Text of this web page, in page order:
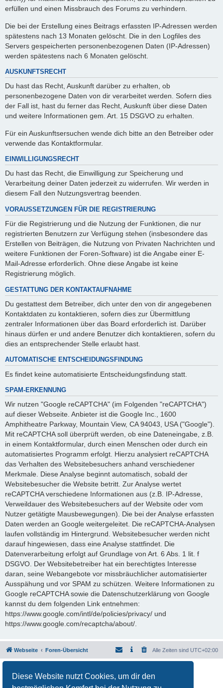
Diese Website nutzt Cookies, um dir den
erfüllen und einen Missbrauch des Forums zu verhindern.
Die bei der Erstellung eines Beitrags erfassten IP-Adressen werden
spätestens nach 13 Monaten gelöscht. Die in den Logfiles des
Servers gespeicherten personenbezogenen Daten (IP-Adressen)
werden spätestens nach 6 Monaten gelöscht.
AUSKUNFTSRECHT
Du hast das Recht, Auskunft darüber zu erhalten, ob
personenbezogene Daten von dir verarbeitet werden. Sofern dies
der Fall ist, hast du ferner das Recht, Auskunft über diese Daten
und weitere Informationen gem. Art. 15 DSGVO zu erhalten.
Für ein Auskunftsersuchen wende dich bitte an den Betreiber oder
verwende das Kontaktformular.
EINWILLIGUNGSRECHT
Du hast das Recht, die Einwilligung zur Speicherung und
Verarbeitung deiner Daten jederzeit zu widerrufen. Wir werden in
diesem Fall den Nutzungsvertrag beenden.
VORAUSSETZUNGEN FÜR DIE REGISTRIERUNG
Für die Registrierung und die Nutzung der Funktionen, die nur
registrierten Benutzern zur Verfügung stehen (insbesondere das
Erstellen von Beiträgen, die Nutzung von Privaten Nachrichten und
weitere Funktionen der Foren-Software) ist die Angabe einer E-
Mail-Adresse erforderlich. Ohne diese Angabe ist keine
Registrierung möglich.
GESTATTUNG DER KONTAKTAUFNAHME
Du gestattest dem Betreiber, dich unter den von dir angegebenen
Kontaktdaten zu kontaktieren, sofern dies zur Übermittlung
zentraler Informationen über das Board erforderlich ist. Darüber
hinaus dürfen er und andere Benutzer dich kontaktieren, sofern du
dies an entsprechender Stelle erlaubt hast.
AUTOMATISCHE ENTSCHEIDUNGSFINDUNG
Es findet keine automatisierte Entscheidungsfindung statt.
SPAM-ERKENNUNG
Wir nutzen "Google reCAPTCHA" (im Folgenden "reCAPTCHA")
auf dieser Webseite. Anbieter ist die Google Inc., 1600
Amphitheatre Parkway, Mountain View, CA 94043, USA ("Google").
Mit reCAPTCHA soll überprüft werden, ob eine Dateneingabe, z.B.
in einem Kontaktformular, durch einen Menschen oder durch ein
automatisiertes Programm erfolgt. Hierzu analysiert reCAPTCHA
das Verhalten des Websitebesuchers anhand verschiedener
Merkmale. Diese Analyse beginnt automatisch, sobald der
Websitebesucher die Website betritt. Zur Analyse wertet
reCAPTCHA verschiedene Informationen aus (z.B. IP-Adresse,
Verweildauer des Websitebesuchers auf der Website oder vom
Nutzer getätigte Mausbewegungen). Die bei der Analyse erfassten
Daten werden an Google weitergeleitet. Die reCAPTCHA-Analysen
laufen vollständig im Hintergrund. Websitebesucher werden nicht
darauf hingewiesen, dass eine Analyse stattfindet. Die
Datenverarbeitung erfolgt auf Grundlage von Art. 6 Abs. 1 lit. f
DSGVO. Der Websitebetreiber hat ein berechtigtes Interesse
daran, seine Webangebote vor missbräuchlicher automatisierter
Ausspähung und vor SPAM zu schützen. Weitere Informationen zu
Google reCAPTCHA sowie die Datenschutzerklärung von Google
kannst du dem folgenden Link entnehmen:
https://www.google.com/intl/de/policies/privacy/ und
https://www.google.com/recaptcha/about/.
Webseite Foren-Übersicht Alle Zeiten sind UTC+02:00
Deutsche Übersetzung durchphpBB.de
Datenschutz|Nutzungsbedingungen